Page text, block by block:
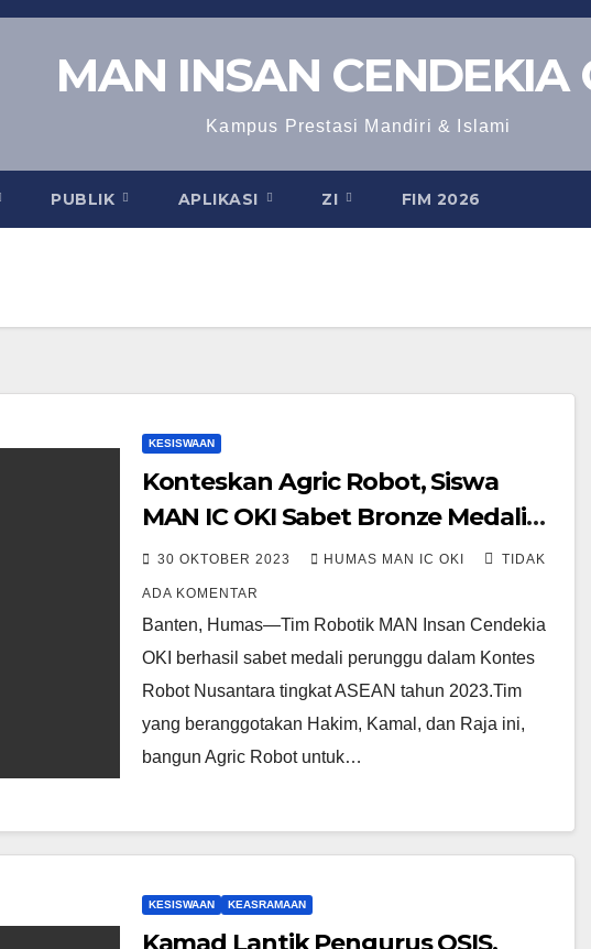
MAN INSAN CENDEKIA
Kampus Prestasi Mandiri & Islami
PUBLIK APLIKASI ZI FIM 2026
KESISWAAN
Konteskan Agric Robot, Siswa
MAN IC OKI Sabet Bronze Medali
Kontes Robot Tingkat ASEAN
30 OKTOBER 2023 HUMAS MAN IC OKI TIDAK
ADA KOMENTAR
Banten, Humas—Tim Robotik MAN Insan Cendekia
OKI berhasil sabet medali perunggu dalam Kontes
Robot Nusantara tingkat ASEAN tahun 2023.Tim
yang beranggotakan Hakim, Kamal, dan Raja ini,
bangun Agric Robot untuk…
KESISWAAN KEASRAMAAN
Kamad Lantik Pengurus OSIS,